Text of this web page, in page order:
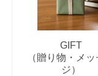
GIFT
（贈り物・メ
ジ）